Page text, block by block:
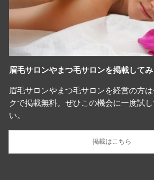
眉毛サロンやまつ毛サロンを掲載して
眉毛サロンやまつ毛サロンを経営の方
クで掲載無料。ぜひこの機会に一度試
い。
掲載はこちら